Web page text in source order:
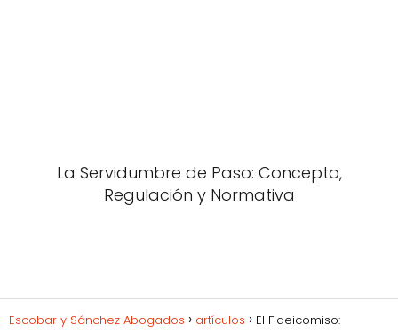
La Servidumbre de Paso: Concepto,
Regulación y Normativa
Escobar y Sánchez Abogados artículos
El Fideicomiso: